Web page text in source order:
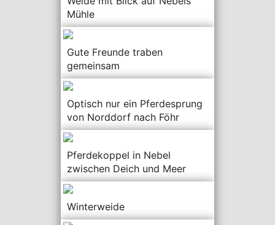
Mühle
Gute Freunde traben
gemeinsam
Optisch nur ein Pferdesprung
von Norddorf nach Föhr
Pferdekoppel in Nebel
zwischen Deich und Meer
Winterweide